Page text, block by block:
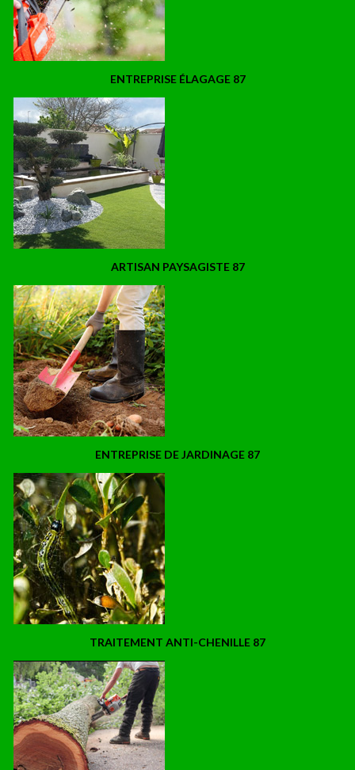
ENTREPRISE ÉLAGAGE 87
ARTISAN PAYSAGISTE 87
ENTREPRISE DE JARDINAGE 87
TRAITEMENT ANTI-CHENILLE 87